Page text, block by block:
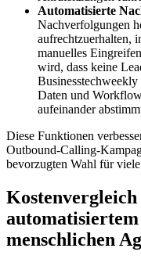
Automatisierte
Nachverfolgungen
aufrechtzuerhalten,
manuelles
wird, dass keine
Daten und
aufeinander
Diese Funktionen
Outbound-Calling-
bevorzugten Wahl für
Kostenvergleich
automatisiertem
menschlichen